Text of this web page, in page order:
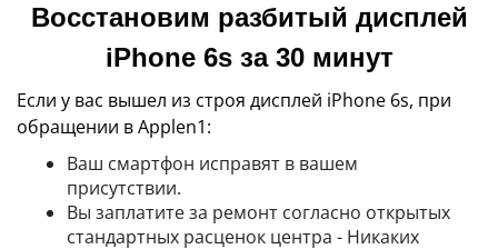
Восстановим разбитый дисплей
iPhone 6s за 30 минут
Если у вас вышел из строя дисплей iPhone 6s, при
обращении в Applen1:
Ваш смартфон исправят в вашем
присутствии.
Вы заплатите за ремонт согласно открытых
стандартных расценок центра - Никаких